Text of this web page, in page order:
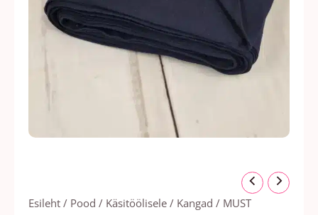
Esileht / Pood / Käsitöölisele / Kangad / MUST
trikooriie